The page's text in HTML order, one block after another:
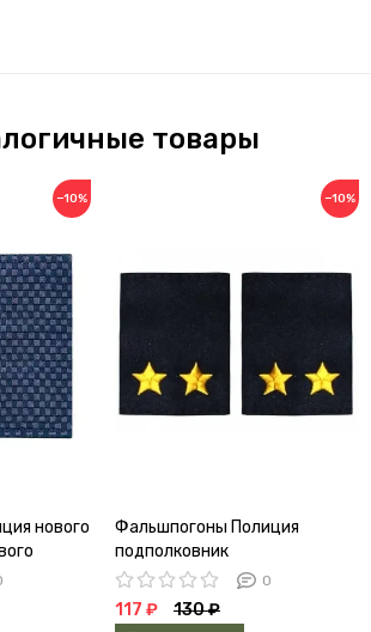
товары
−10%
нового
−10%
Фальшпогоны Полиция
подполковник
0
117 ₽ 130 ₽